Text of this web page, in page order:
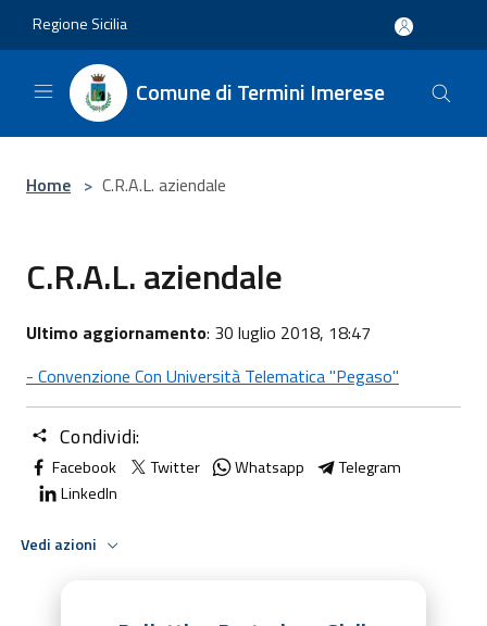
Regione Sicilia
Comune di Termini Imerese
Home > C.R.A.L. aziendale
C.R.A.L. aziendale
Ultimo aggiornamento: 30 luglio 2018, 18:47
- Convenzione Con Università Telematica "Pegaso"
Condividi:
Facebook Twitter Whatsapp
Telegram
LinkedIn
Vedi azioni